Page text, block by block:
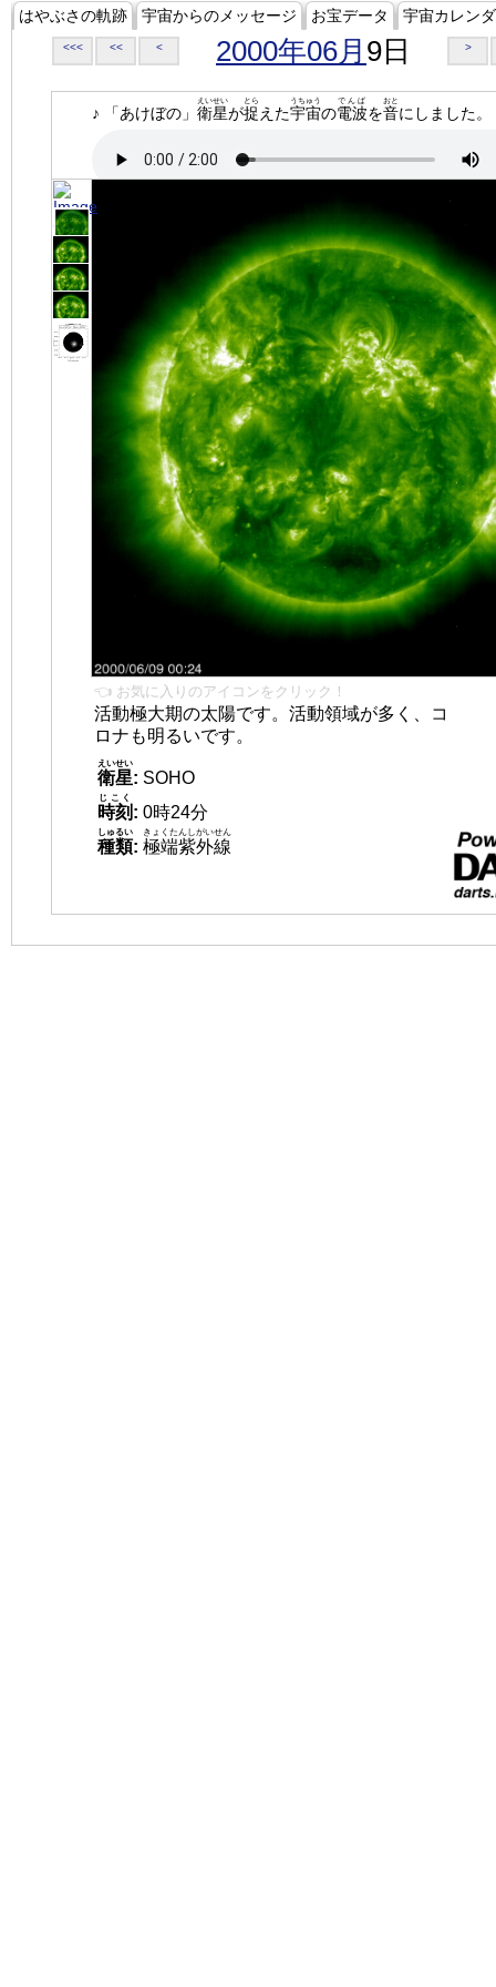
はやぶさの軌跡 宇宙からのメッセージ お宝データ 宇宙カレン
<<< << < 2000年06月 9日 >
♪ 「あけぼの」 衛星
えいせい
が捉
とら
えた宇宙
うちゅう
の電波
でんぱ
を音
おと
にしました。
👈 お気に入りのアイコンをクリック！
活動極大期の太陽です。活動領域が多く、コ
ロナも明るいです。
衛星
えいせい
: SOHO
時刻
じこく
: 0時24分
種類
しゅるい
: 極端紫外線
きょくたんしがいせん